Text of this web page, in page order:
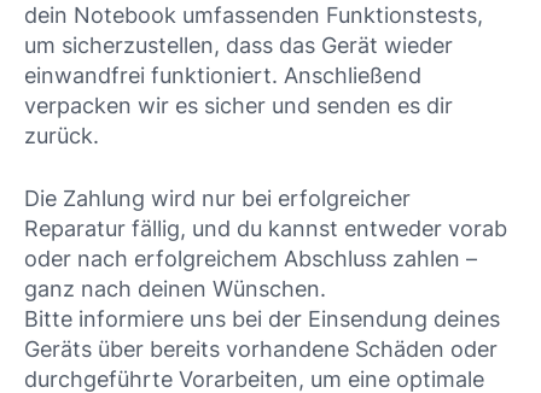
dein Notebook umfassenden Funktionstests,
um sicherzustellen, dass das Gerät wieder
einwandfrei funktioniert. Anschließend
verpacken wir es sicher und senden es dir
zurück.
Die Zahlung wird nur bei erfolgreicher
Reparatur fällig, und du kannst entweder vorab
oder nach erfolgreichem Abschluss zahlen –
ganz nach deinen Wünschen.
Bitte informiere uns bei der Einsendung deines
Geräts über bereits vorhandene Schäden oder
durchgeführte Vorarbeiten, um eine optimale